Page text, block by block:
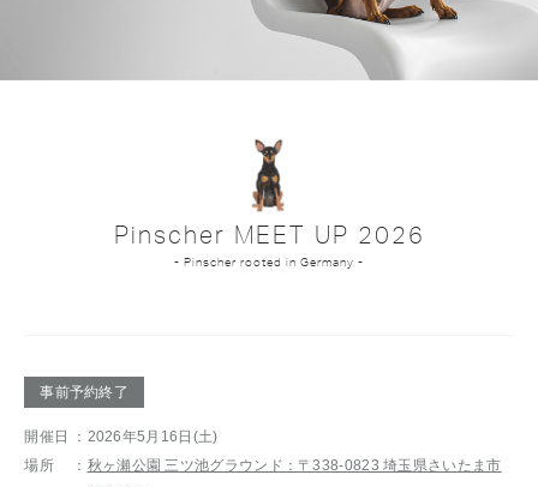
Pinscher MEET UP 2026
- Pinscher rooted in Germany -
事前予約終了
開催日
：2026年5月16日(土)
場所
： 秋ヶ瀬公園 三ツ池グラウンド：〒338-0823 埼玉県さいたま市